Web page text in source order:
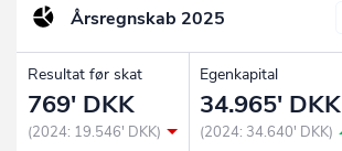
Årsregnskab 2025
Resultat før skat
769' DKK
(2024: 19.546' DKK)
Egenkapital
34.965' DKK
(2024: 34.640' DKK)